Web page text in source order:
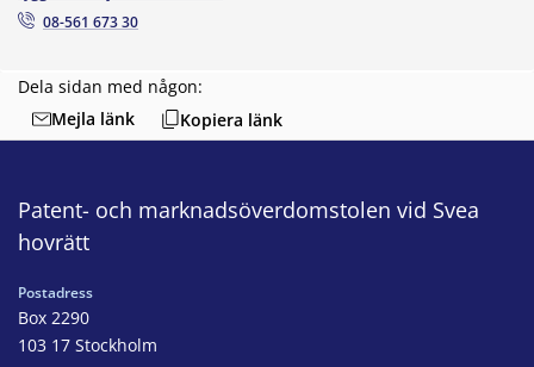
Dela sidan med någon:
Mejla länk
Kopiera länk
08-561 673 30
Patent- och marknadsöverdomstolen vid Svea
hovrätt
Postadress
Box 2290
103 17 Stockholm